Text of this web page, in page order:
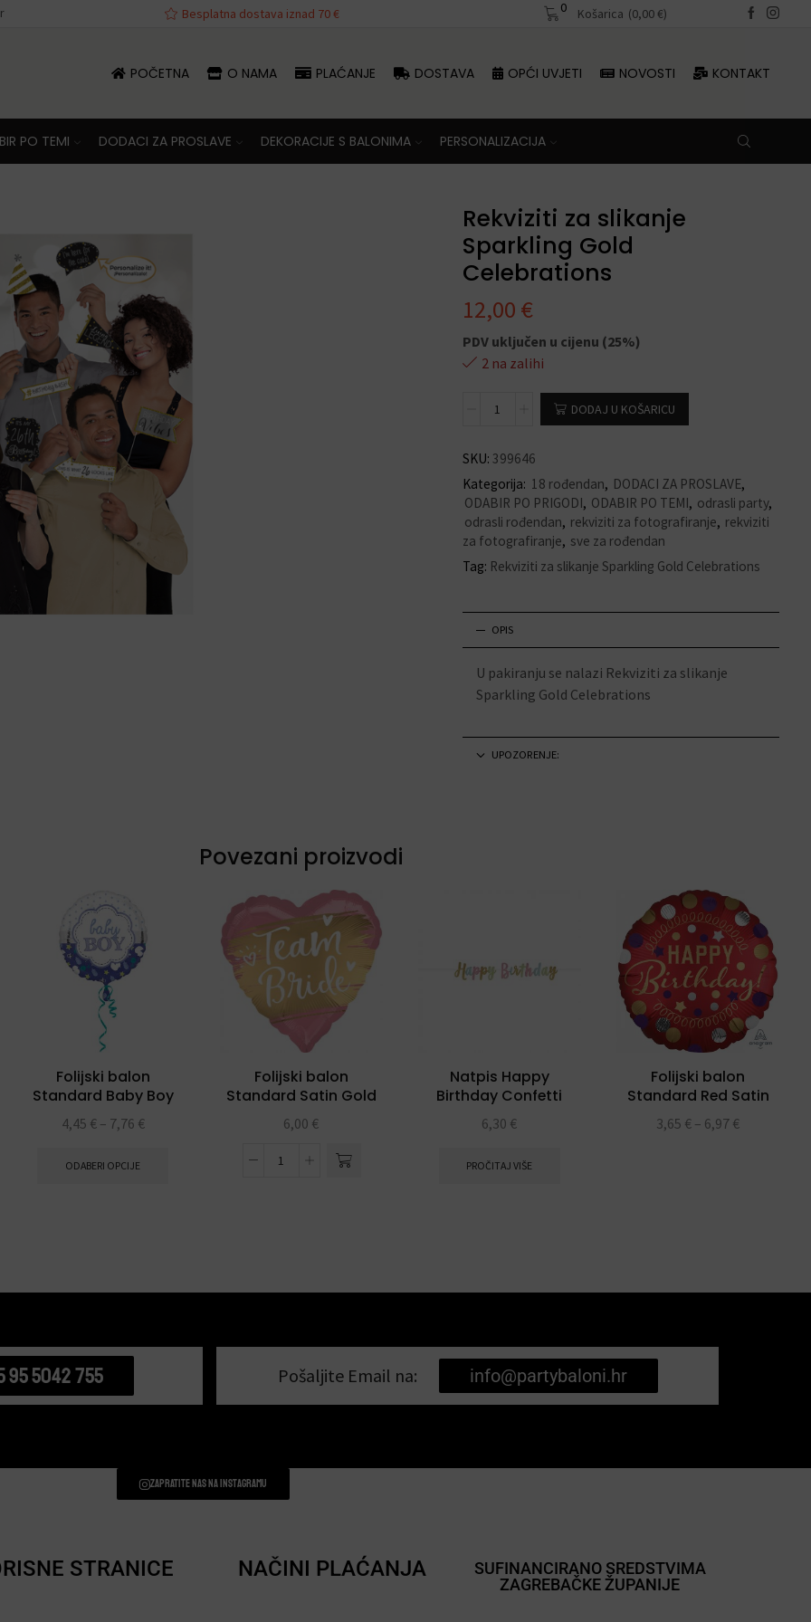
iznad 70 € Besplatna dostava iznad 70 € Besplatna dostava iznad 70 €
0 Košarica (0,00€)
POČETNA O NAMA PLAĆANJE DOSTAVA OPĆI UVJETI NOVOSTI KONTAKT
PO TEMI DODACI ZA PROSLAVE DEKORACIJE S BALONIMA PERSONALIZACIJA
Rekviziti za slikanje
Sparkling Gold
Celebrations
12,00 €
PDV uključen u cijenu (25%)
2 na zalihi
DODAJ U KOŠARICU
SKU: 399646
Kategorija: 18 rođendan, DODACI ZA PROSLAVE,
ODABIR PO PRIGODI, ODABIR PO TEMI, odrasli party,
odrasli rođendan, rekviziti za fotografiranje, rekviziti
za fotografiranje, sve za rođendan
Tag: Rekviziti za slikanje Sparkling Gold Celebrations
OPIS
U pakiranju se nalazi Rekviziti za slikanje
Sparkling Gold Celebrations
UPOZORENJE:
Povezani proizvodi
Folijski balon
Standard Baby Boy
Scallop
4,45 € – 7,76 €
ODABERI OPCIJE
Folijski balon
Standard Satin Gold
Team Bride
6,00 €
Natpis Happy
Birthday Confetti
6,30 €
PROČITAJ VIŠE
Folijski balon
Standard Red Satin
Happy Birthday
3,65 € – 6,97 €
95 5042 755 Pošaljite Email na: info@partybaloni.hr
Zapratite nas na instagramu
STRANICE NAČINI PLAĆANJA
SUFINANCIRANO SREDSTVIMA
ZAGREBAČKE ŽUPANIJE